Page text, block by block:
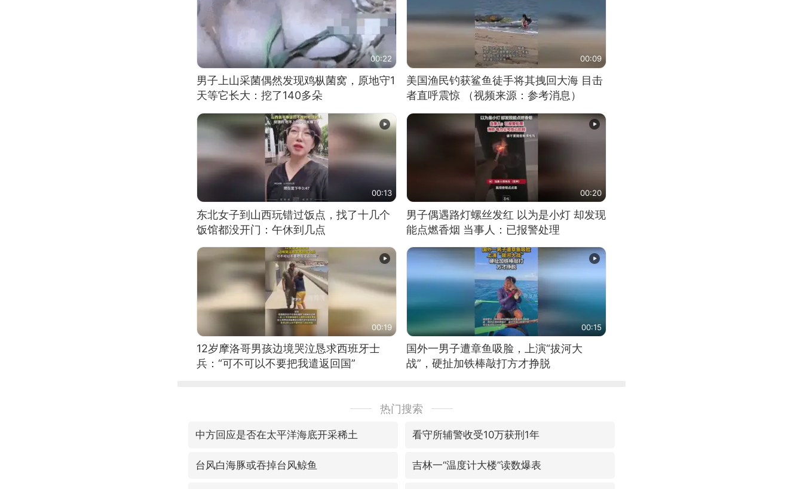
00:22
男子上山采菌偶然发现鸡枞菌窝，原地守1
天等它长大：挖了140多朵
00:09
美国渔民钓获鲨鱼徒手将其拽回大海 目击
者直呼震惊 （视频来源：参考消息）
00:13
东北女子到山西玩错过饭点，找了十几个
饭馆都没开门：午休到几点
00:20
男子偶遇路灯螺丝发红 以为是小灯 却发现
能点燃香烟 当事人：已报警处理
00:19
12岁摩洛哥男孩边境哭泣恳求西班牙士
兵：“可不可以不要把我遣返回国”
00:15
国外一男子遭章鱼吸脸，上演“拔河大
战”，硬扯加铁棒敲打方才挣脱
热门搜索
中方回应是否在太平洋海底开采稀土 看守所辅警收受10万获刑1年
台风白海豚或吞掉台风鲸鱼 吉林一“温度计大楼”读数爆表